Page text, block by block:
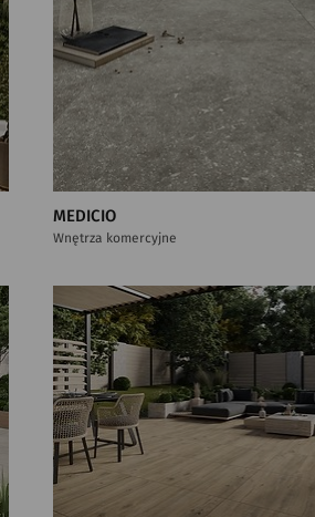
MEDICIO
Wnętrza komercyjne